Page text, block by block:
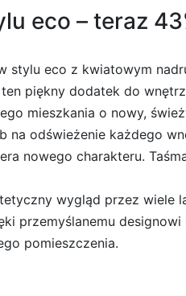
eco – teraz
stylu eco z kwiatowym
piękny dodatek do
mieszkania o nowy,
na odświeżenie każdego
nowego charakteru.
wygląd przez wiele
przemyślanemu designowi
pomieszczenia.